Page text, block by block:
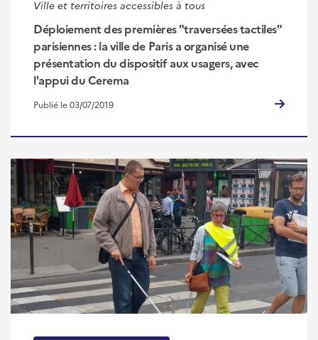
Ville et territoires accessibles à tous
Déploiement des premières "traversées tactiles"
parisiennes : la ville de Paris a organisé une
présentation du dispositif aux usagers, avec
l'appui du Cerema
Publié le 03/07/2019